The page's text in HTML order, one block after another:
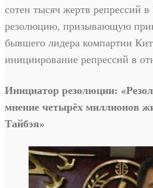
сотен тысяч жертв репрессий
резолюцию, призывающую
бывшего лидера компартии
инициирование репрессий в
Инициатор резолюции:
мнение четырёх миллионов
Тайбэя»